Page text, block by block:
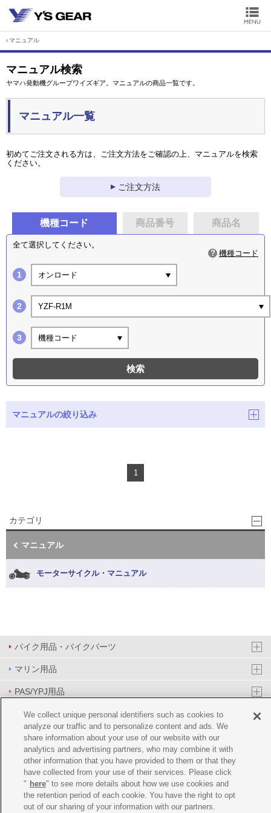
マニュアル
マニュアル検索
ヤマハ発動機グループワイズギア。マニュアルの商品一覧です。
マニュアル一覧
初めてご注文される方は、ご注文方法をご確認の上、マニュアルを検索
ください。
ご注文方法
機種コード
全て選択してください。
機種コード
オンロード
YZF-R1M
機種コード
検索
商品番号 商品名
マニュアルの絞り込み
1
カテゴリ
マニュアル
モーターサイクル・マニュアル
バイク用品・バイクパーツ
マリン用品
PAS/YPJ用品
その他用品
イベント&エンターテイメント
オンラインショップ
企業情報
ご利用規約 推薦環境 プライバシーポリシー Cookie ポリシー
We collect unique personal identifiers such as cookies to
analyze our traffic and to personalize content and ads. We
share information about your use of our website with our
analytics and advertising partners, who may combine it with
other information that you have provided to them or that they
have collected from your use of their services. Please click
" here" to see more details about how we use cookies and
the retention period of each cookie. You have the right to opt
out of our sharing of your information with our partners.